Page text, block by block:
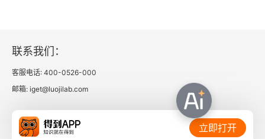
第十一章 背叛（伦敦，1771~1775年）
1771年之旅：排解压力
联系我们：
客服电话: 400-0526-000
邮箱: iget@luojilab.com
相关链接： 立即打开